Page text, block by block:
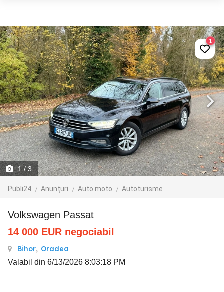
1/ 3
Publi24 Anunțuri Auto moto Autoturisme
1
Volkswagen Passat
14 000 EUR negociabil
Bihor, Oradea
Valabil din 6/13/2026 8:03:18 PM